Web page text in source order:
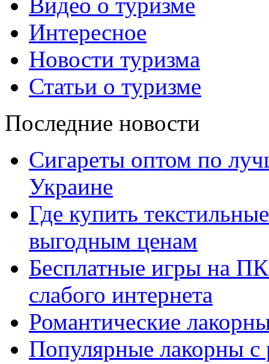
Интересное
Новости туризма
Статьи о туризме
Последние новости
Сигареты оптом по
Украине
Где купить
выгодным ценам
Бесплатные игры на
слабого интернета
Романтические
Популярные лакорны с